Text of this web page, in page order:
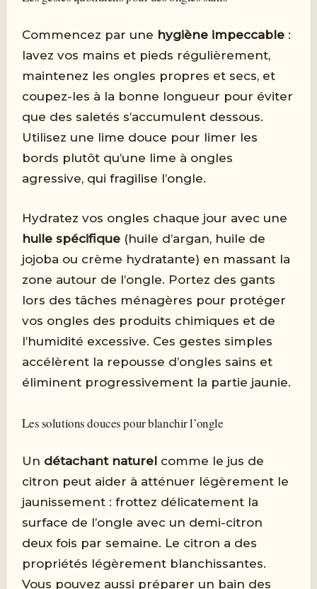
Commencez par une hygiène impeccable :
lavez vos mains et pieds régulièrement,
maintenez les ongles propres et secs, et
coupez-les à la bonne longueur pour éviter
que des saletés s’accumulent dessous.
Utilisez une lime douce pour limer les
bords plutôt qu’une lime à ongles
agressive, qui fragilise l’ongle.
Hydratez vos ongles chaque jour avec une
huile spécifique (huile d’argan, huile de
jojoba ou crème hydratante) en massant la
zone autour de l’ongle. Portez des gants
lors des tâches ménagères pour protéger
vos ongles des produits chimiques et de
l’humidité excessive. Ces gestes simples
accélèrent la repousse d’ongles sains et
éliminent progressivement la partie jaunie.
Les solutions douces pour blanchir l’ongle
Un détachant naturel comme le jus de
citron peut aider à atténuer légèrement le
jaunissement : frottez délicatement la
surface de l’ongle avec un demi-citron
deux fois par semaine. Le citron a des
propriétés légèrement blanchissantes.
Vous pouvez aussi préparer un bain des